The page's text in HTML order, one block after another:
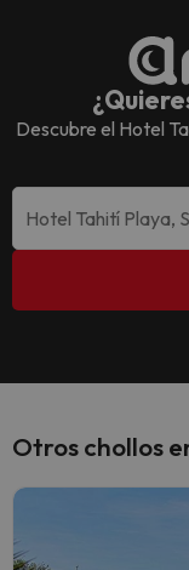
Descubre el Hotel
Otros chollos